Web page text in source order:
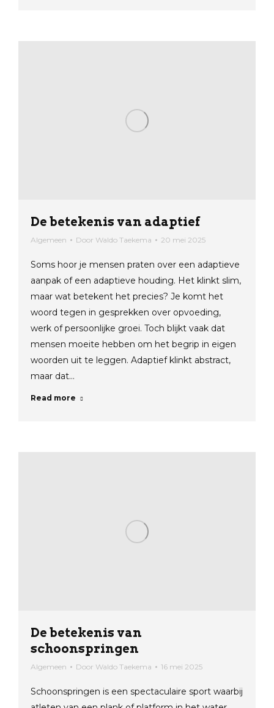
De betekenis van adaptief
Algemeen Door Waldo Taekema 20 mei 2025
Soms hoor je mensen praten over een adaptieve
aanpak of een adaptieve houding. Het klinkt slim,
maar wat betekent het precies? Je komt het
woord tegen in gesprekken over opvoeding,
werk of persoonlijke groei. Toch blijkt vaak dat
mensen moeite hebben om het begrip in eigen
woorden uit te leggen. Adaptief klinkt abstract,
maar dat…
Read more
De betekenis van
schoonspringen
Algemeen Door Waldo Taekema 16 mei 2025
Schoonspringen is een spectaculaire sport waarbij